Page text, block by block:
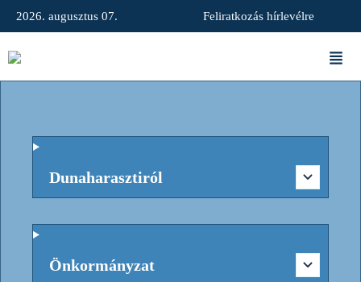
2026. augusztus 07. Feliratkozás hírlevélre
Dunaharasztiról
Önkormányzat